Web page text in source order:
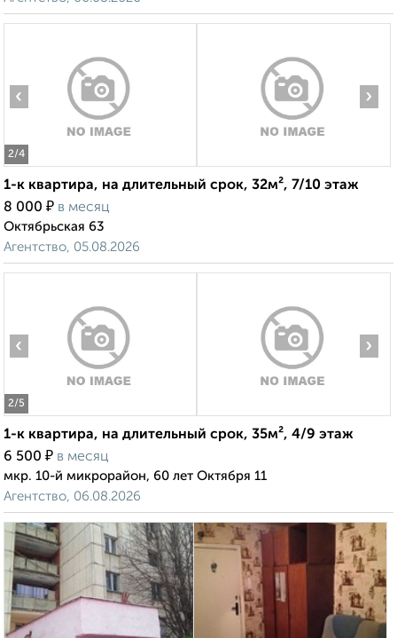
2/4
‹ ›
1-к квартира, на длительный срок, 32м², 7/10 этаж
8 000 ₽ в месяц
Октябрьская 63
Агентство, 05.08.2026
2/5
‹ ›
1-к квартира, на длительный срок, 35м², 4/9 этаж
6 500 ₽ в месяц
мкр. 10-й микрорайон, 60 лет Октября 11
Агентство, 06.08.2026